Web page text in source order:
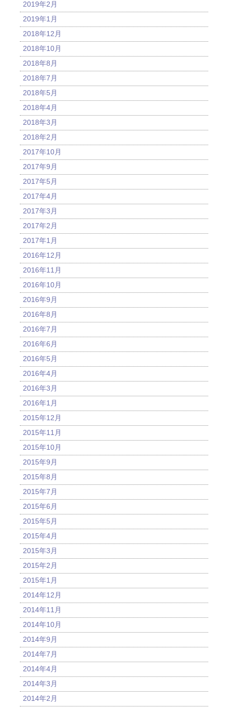
2019年2月
2019年1月
2018年12月
2018年10月
2018年8月
2018年7月
2018年5月
2018年4月
2018年3月
2018年2月
2017年10月
2017年9月
2017年5月
2017年4月
2017年3月
2017年2月
2017年1月
2016年12月
2016年11月
2016年10月
2016年9月
2016年8月
2016年7月
2016年6月
2016年5月
2016年4月
2016年3月
2016年1月
2015年12月
2015年11月
2015年10月
2015年9月
2015年8月
2015年7月
2015年6月
2015年5月
2015年4月
2015年3月
2015年2月
2015年1月
2014年12月
2014年11月
2014年10月
2014年9月
2014年7月
2014年4月
2014年3月
2014年2月